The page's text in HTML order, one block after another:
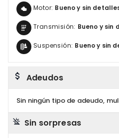
Motor: Bueno y sin
Transmisión: Bueno y sin
Suspensión: Bueno y sin
Adeudos
Sin ningún tipo de adeudo,
Sin sorpresas